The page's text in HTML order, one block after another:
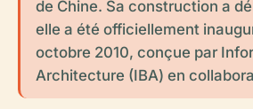
de Chine. Sa construction a
elle a été officiellement
octobre 2010, conçue par
Architecture (IBA) en